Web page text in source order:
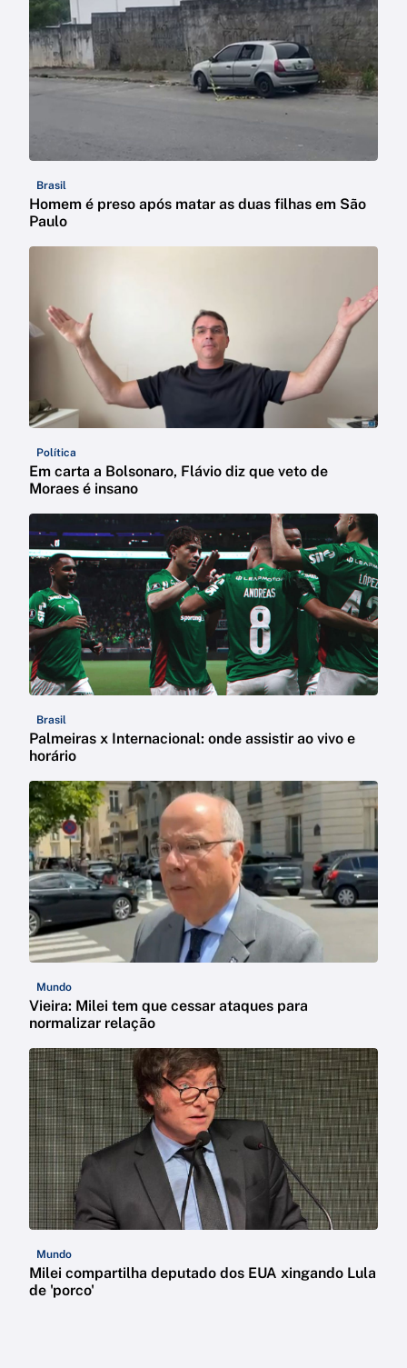
Brasil
Homem é preso após matar as duas filhas em São
Paulo
Política
Em carta a Bolsonaro, Flávio diz que veto de
Moraes é insano
Brasil
Palmeiras x Internacional: onde assistir ao vivo e
horário
Mundo
Vieira: Milei tem que cessar ataques para
normalizar relação
Mundo
Milei compartilha deputado dos EUA xingando Lula
de 'porco'